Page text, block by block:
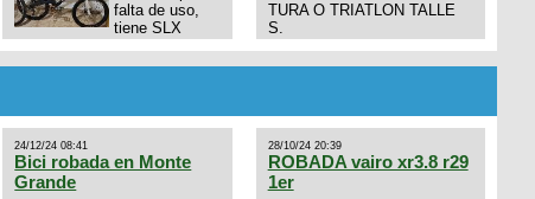
falta de uso,
tiene SLX
Horquilla Axon tope de gama
por drone de la marca Dji, les
interesa 3434568861 saludos
TURA O TRIATLON TALLE
S.
24/12/24 08:41
Bici robada en Monte
Grande
28/10/24 20:39
ROBADA vairo xr3.8 r29
1er